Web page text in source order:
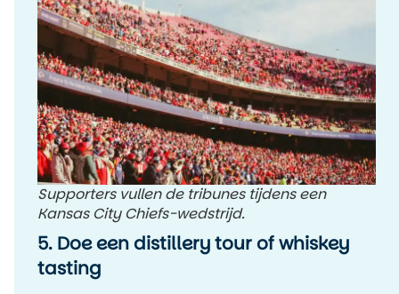
Supporters vullen de tribunes tijdens een
Kansas City Chiefs-wedstrijd.
5. Doe een distillery tour of whiskey
tasting